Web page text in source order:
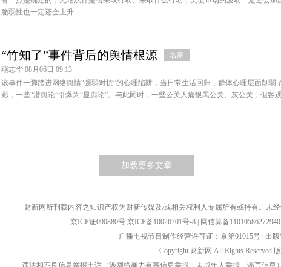
脆弱性也一定还会上升
“竹知了”事件背后的舆情根源
名家
燕志华 08月06日 09:13
该事件一脚踏进网络舆情“强弱对抗”的心理陷阱，当日常生活回归，群体心理层面削弱
彩，一些“潜舆论”引爆为“显舆论”。与此同时，一些公关人痛恨黑公关、灰公关，但客
加载更多文章
财新网所刊载内容之知识产权为财新传媒及/或相关权利人专属所有或持有。未
京ICP证090880号 京ICP备10026701号-8 网信算备
广播电视节目制作经营许可证：京第01015号 出版
Copyright 财新网 All Rights Reserved
违法和不良信息举报电话（涉网络暴力有害信息举报、未成年人举报、谣言信息